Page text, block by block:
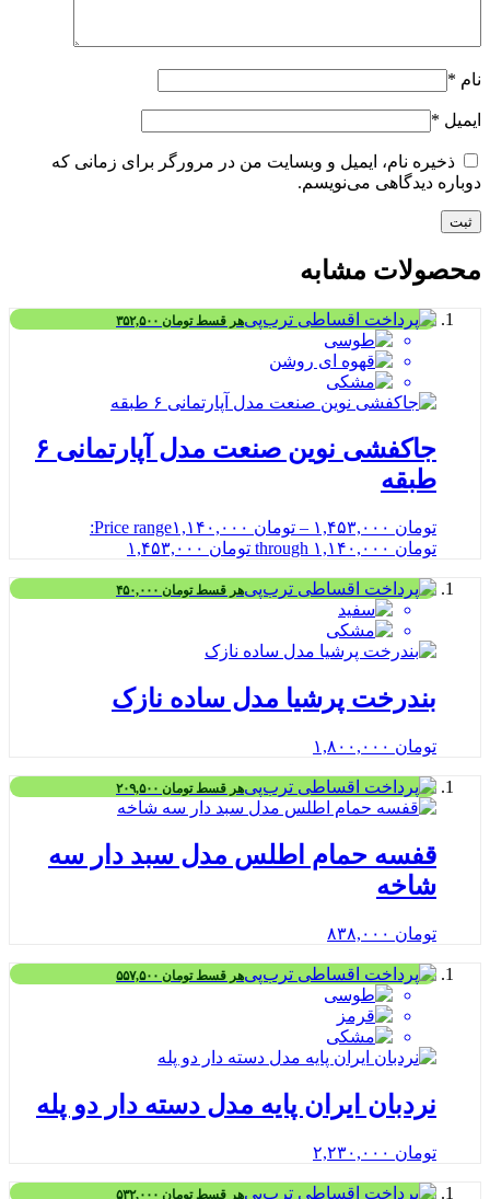
نام *
ایمیل *
ذخیره نام، ایمیل و وبسایت من در مرورگر برای زمانی که
دوباره دیدگاهی می‌نویسم.
محصولات مشابه
هر قسطتومان
جاکفشی نوین صنعت مدل آپارتمانی ۶
طبقه
تومان – تومان
Price range:
تومان ۱,۱۴۰,۰۰۰ through تومان ۱,۴۵۳,۰۰۰
هر قسطتومان
بندرخت پرشیا مدل ساده نازک
تومان
هر قسطتومان
قفسه حمام اطلس مدل سبد دار سه
شاخه
تومان
هر قسطتومان
نردبان ایران پایه مدل دسته دار دو پله
تومان
هر قسطتومان